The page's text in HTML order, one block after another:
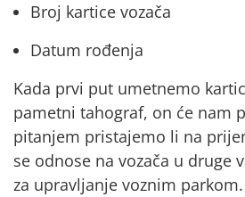
Broj kartice vozača
Datum rođenja
Kada prvi put umetnemo
pametni tahograf, on će nam
pitanjem pristajemo li na
se odnose na vozača u druge
za upravljanje voznim parkom.